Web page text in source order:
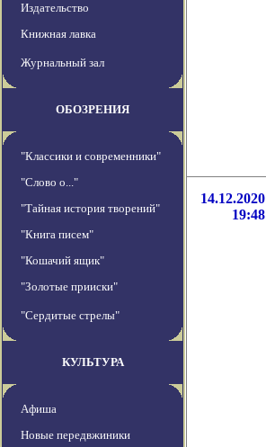
Издательство
Книжная лавка
Журнальный зал
ОБОЗРЕНИЯ
"Классики и современники"
"Слово о..."
"Тайная история творений"
"Книга писем"
"Кошачий ящик"
"Золотые прииски"
"Сердитые стрелы"
КУЛЬТУРА
Афиша
Новые передвжиники
14.12.2020
19:48